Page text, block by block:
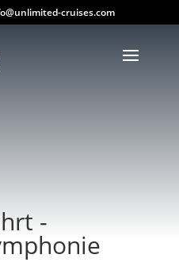
cruises.com
-